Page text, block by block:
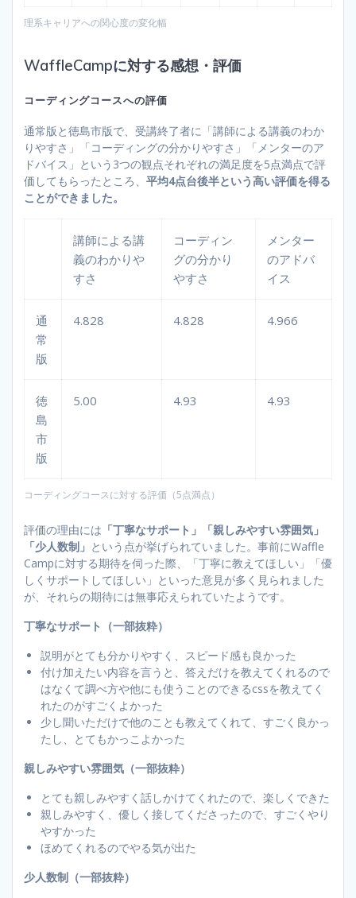
理系キャリアへの関心度の変化幅
WaffleCampに対する感想・評価
コーディングコースへの評価
通常版と徳島市版で、受講終了者に「講師による講義のわか
りやすさ」「コーディングの分かりやすさ」「メンターのア
ドバイス」という3つの観点それぞれの満足度を5点満点で評
価してもらったところ、 平均4点台後半という高い評価を得る
ことができました。
講師による講
義のわかりや
すさ
コーディン
グの分かり
やすさ
メンター
のアドバ
イス
通
常
版
4.828 4.828 4.966
徳
島
市
版
5.00 4.93 4.93
コーディングコースに対する評価（5点満点）
評価の理由には 「丁寧なサポート」「親しみやすい雰囲気」
「少人数制」 という点が挙げられていました。事前にWaffle
Campに対する期待を伺った際、「丁寧に教えてほしい」「優
しくサポートしてほしい」といった意見が多く見られました
が、それらの期待には無事応えられていたようです。
丁寧なサポート（一部抜粋）
説明がとても分かりやすく、スピード感も良かった
付け加えたい内容を言うと、答えだけを教えてくれるので
はなくて調べ方や他にも使うことのできるcssを教えてく
れたのがすごくよかった
少し聞いただけで他のことも教えてくれて、すごく良かっ
たし、とてもかっこよかった
親しみやすい雰囲気（一部抜粋）
とても親しみやすく話しかけてくれたので、楽しくできた
親しみやすく、優しく接してくださったので、すごくやり
やすかった
ほめてくれるのでやる気が出た
少人数制（一部抜粋）